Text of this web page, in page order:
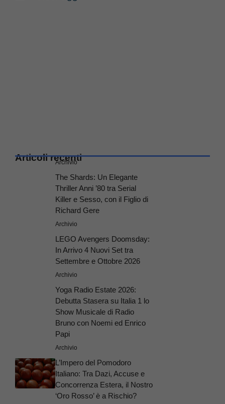
Articoli recenti
Archivio
The Shards: Un Elegante
Thriller Anni ’80 tra Serial
Killer e Sesso, con il Figlio di
Richard Gere
Archivio
LEGO Avengers Doomsday:
In Arrivo 4 Nuovi Set tra
Settembre e Ottobre 2026
Archivio
Yoga Radio Estate 2026:
Debutta Stasera su Italia 1 lo
Show Musicale di Radio
Bruno con Noemi ed Enrico
Papi
Archivio
L’Impero del Pomodoro
Italiano: Tra Dazi, Accuse e
Concorrenza Estera, il Nostro
‘Oro Rosso’ è a Rischio?